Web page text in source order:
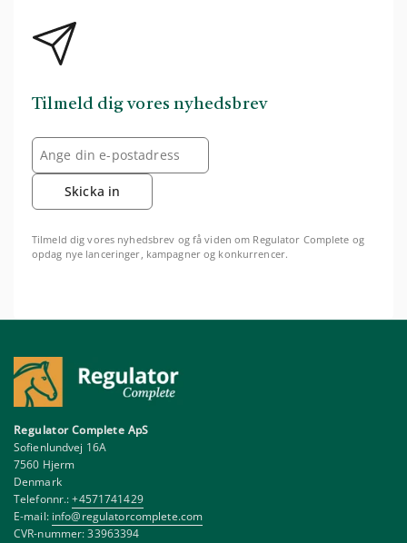
Tilmeld dig vores nyhedsbrev
Skicka in
Tilmeld dig vores nyhedsbrev og få viden om Regulator Complete og
opdag nye lanceringer, kampagner og konkurrencer.
Regulator Complete ApS
Sofienlundvej 16A
7560 Hjerm
Denmark
Telefonnr.:+4571741429
E-mail: info@regulatorcomplete.com
CVR-nummer: 33963394